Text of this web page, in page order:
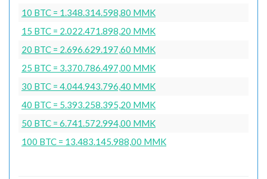
10 BTC = 1.348.314.598,80 MMK
15 BTC = 2.022.471.898,20 MMK
20 BTC = 2.696.629.197,60 MMK
25 BTC = 3.370.786.497,00 MMK
30 BTC = 4.044.943.796,40 MMK
40 BTC = 5.393.258.395,20 MMK
50 BTC = 6.741.572.994,00 MMK
100 BTC = 13.483.145.988,00 MMK